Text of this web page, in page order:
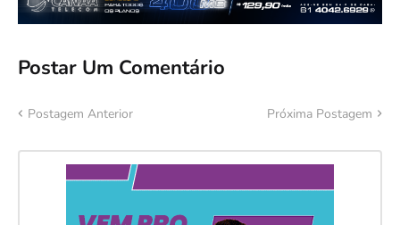
Postar Um Comentário
Postagem Anterior Próxima Postagem